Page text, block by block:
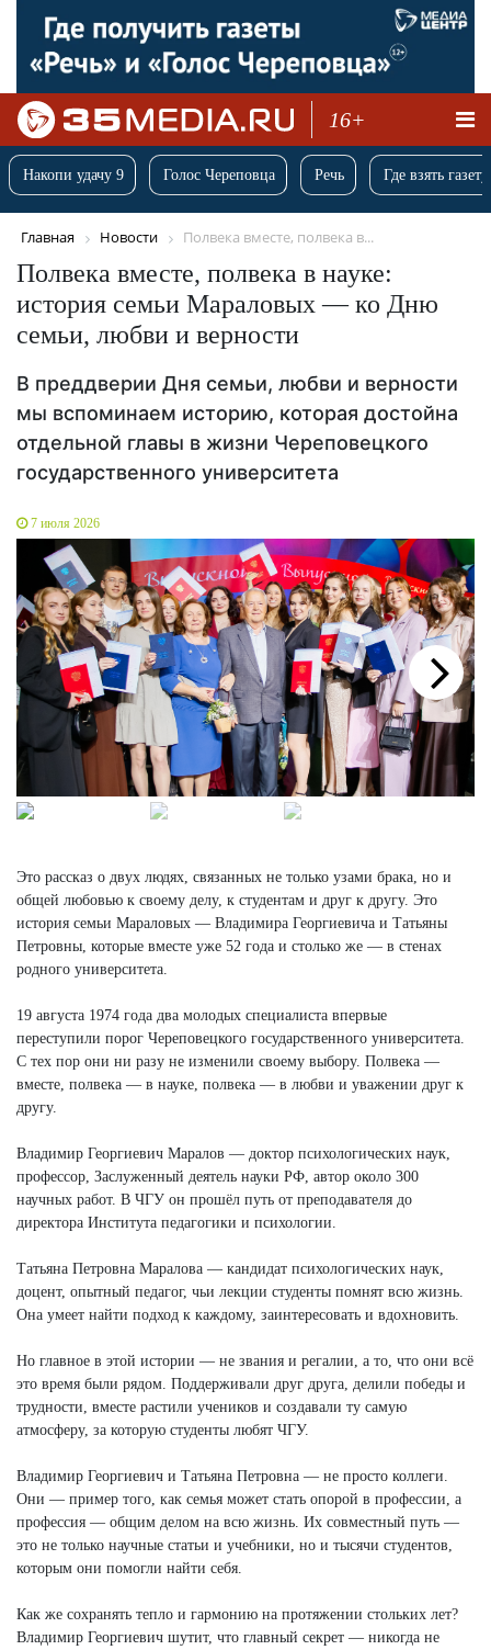
16+
Накопи удачу 9 Голос Череповца Речь Где взять
Главная Новости Полвека вместе, полвека в...
Полвека вместе, полвека в науке:
история семьи Мараловых — ко Дню
семьи, любви и верности
В преддверии Дня семьи, любви и верности
мы вспоминаем историю, которая достойна
отдельной главы в жизни Череповецкого
государственного университета
7 июля 2026
Next
Это рассказ о двух людях, связанных не только узами брака, но и
общей любовью к своему делу, к студентам и друг к другу. Это
история семьи Мараловых — Владимира Георгиевича и Татьяны
Петровны, которые вместе уже 52 года и столько же — в стенах
родного университета.
19 августа 1974 года два молодых специалиста впервые
переступили порог Череповецкого государственного университета.
С тех пор они ни разу не изменили своему выбору. Полвека —
вместе, полвека — в науке, полвека — в любви и уважении друг к
другу.
Владимир Георгиевич Маралов — доктор психологических наук,
профессор, Заслуженный деятель науки РФ, автор около 300
научных работ. В ЧГУ он прошёл путь от преподавателя до
директора Института педагогики и психологии.
Татьяна Петровна Маралова — кандидат психологических наук,
доцент, опытный педагог, чьи лекции студенты помнят всю жизнь.
Она умеет найти подход к каждому, заинтересовать и вдохновить.
Но главное в этой истории — не звания и регалии, а то, что они всё
это время были рядом. Поддерживали друг друга, делили победы и
трудности, вместе растили учеников и создавали ту самую
атмосферу, за которую студенты любят ЧГУ.
Владимир Георгиевич и Татьяна Петровна — не просто коллеги.
Они — пример того, как семья может стать опорой в профессии, а
профессия — общим делом на всю жизнь. Их совместный путь —
это не только научные статьи и учебники, но и тысячи студентов,
которым они помогли найти себя.
Как же сохранять тепло и гармонию на протяжении стольких лет?
Владимир Георгиевич шутит, что главный секрет — никогда не